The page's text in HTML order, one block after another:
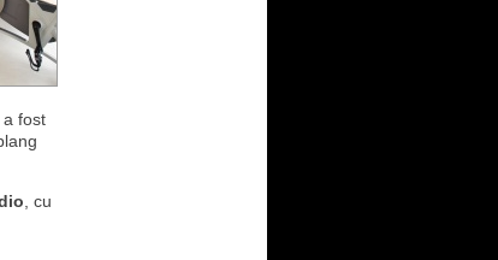
fost
, cu